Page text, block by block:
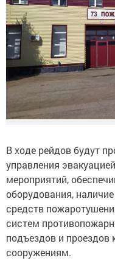
В ходе рейдов будут
управления
мероприятий,
оборудования,
средств
систем
подъездов и проездов
сооружениям.